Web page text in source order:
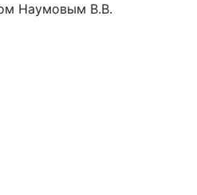
Наумовым В.В.